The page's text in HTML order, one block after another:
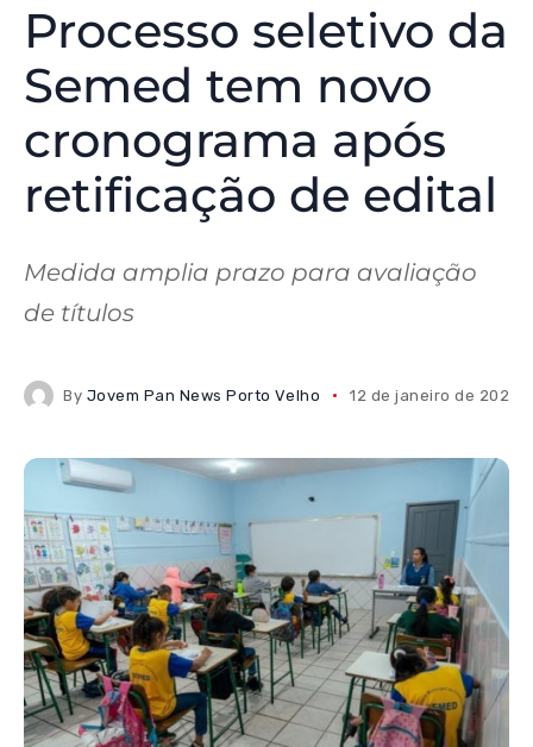
Processo seletivo da
Semed tem novo
cronograma após
retificação de edital
Medida amplia prazo para avaliação
de títulos
By Jovem Pan News Porto Velho 12 de janeiro de 2026